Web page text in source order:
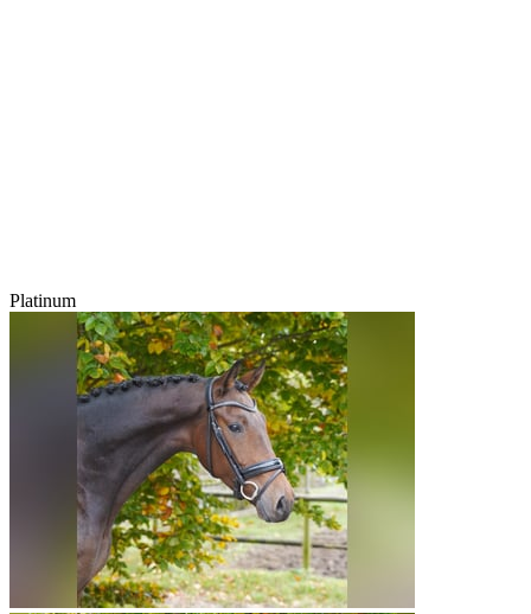
Platinum